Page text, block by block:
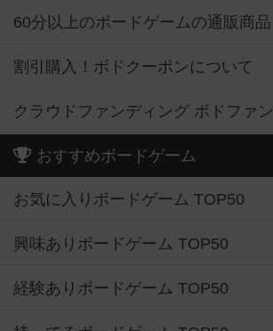
60分以上のボードゲームの通販商品
割引購入！ボドクーポンについて
クラウドファンディング ボドファン
おすすめボードゲーム
お気に入りボードゲーム TOP50
興味ありボードゲーム TOP50
経験ありボードゲーム TOP50